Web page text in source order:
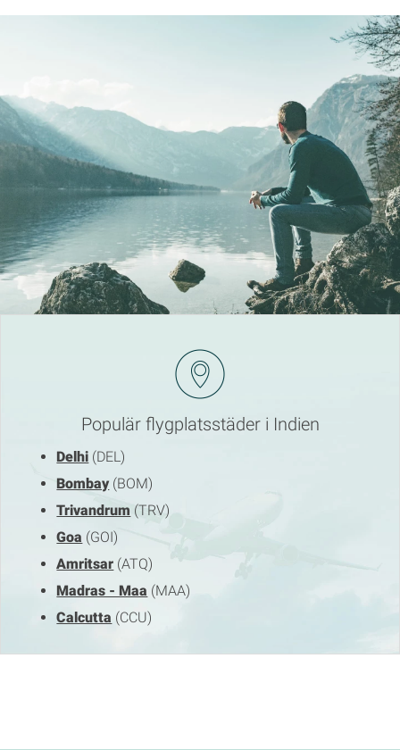
Populär flygplatsstäder i Indien
Delhi (DEL)
Bombay (BOM)
Trivandrum (TRV)
Goa (GOI)
Amritsar (ATQ)
Madras - Maa (MAA)
Calcutta (CCU)